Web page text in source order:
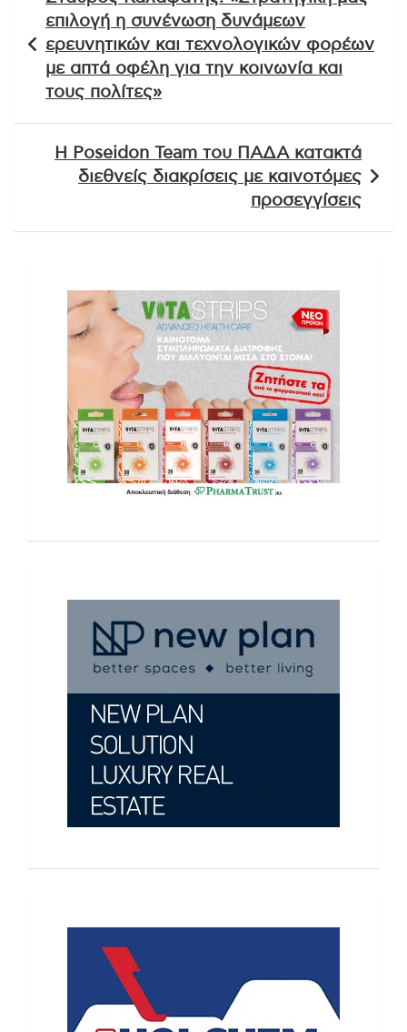
άρθρων
επιλογή η συνένωση δυνάμεων
ερευνητικών και τεχνολογικών φορέων
με απτά οφέλη για την κοινωνία και
τους πολίτες»
Η Poseidon Team του ΠΑΔΑ κατακτά
διεθνείς διακρίσεις με καινοτόμες
προσεγγίσεις